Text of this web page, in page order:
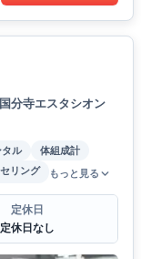
分寺エスタシオン
ル
体組成計
リング もっと見る
定休日
定休日なし